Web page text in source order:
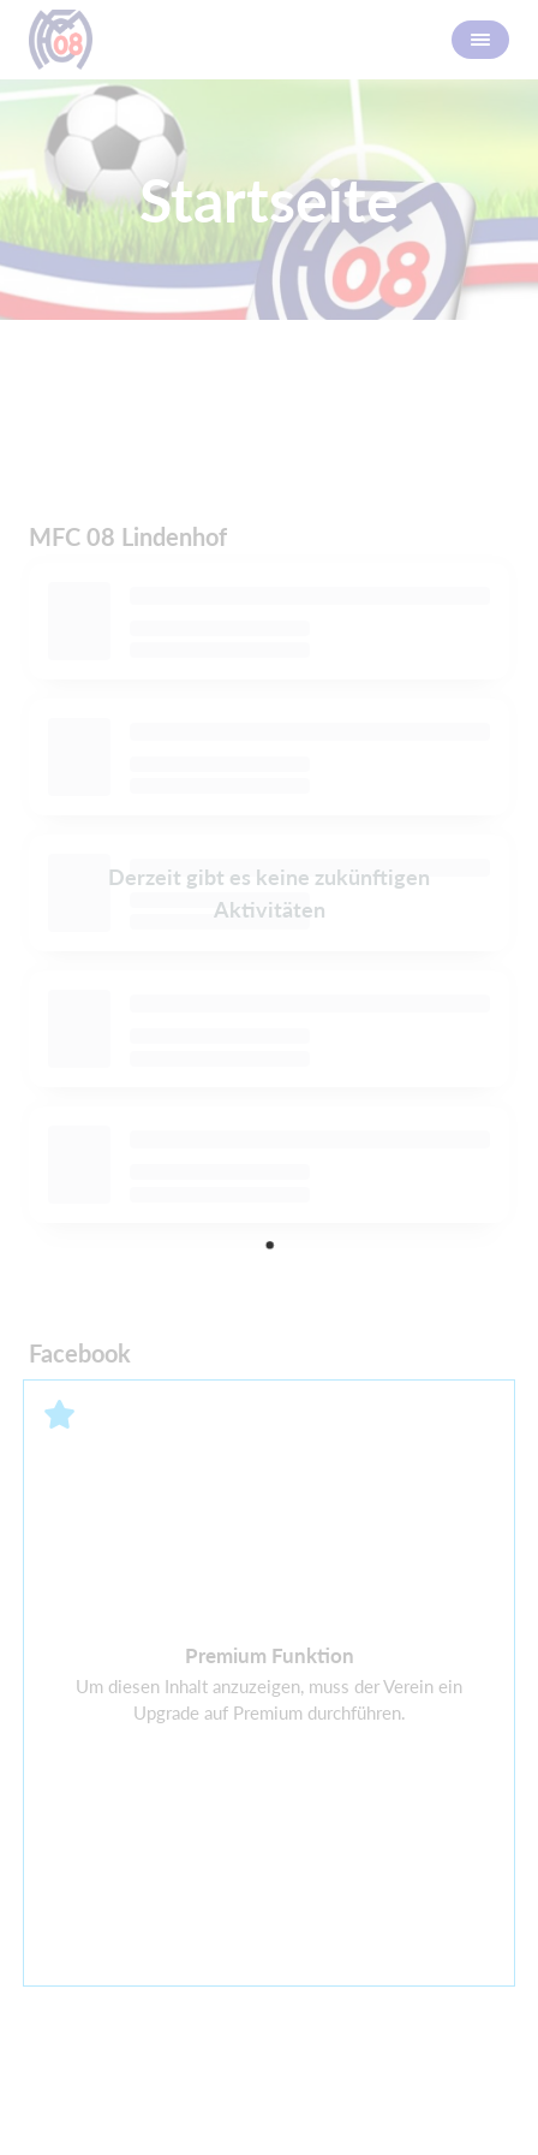
Startseite
MFC 08 Lindenhof
Derzeit gibt es keine zukünftigen
Aktivitäten
Facebook
Premium Funktion
Um diesen Inhalt anzuzeigen, muss der Verein ein
Upgrade auf Premium durchführen.